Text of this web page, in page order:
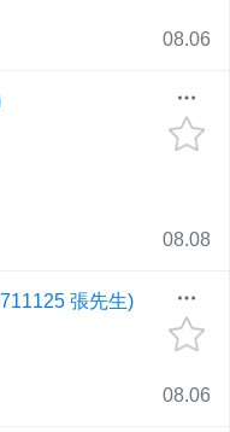
08.06
08.08
張先生)
08.06